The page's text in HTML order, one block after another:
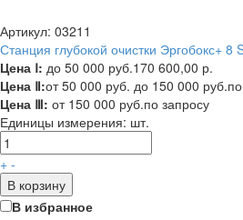
Артикул: 03211
Станция глубокой очистки Эргобокс+ 8
Цена Ⅰ: до 50 000 руб.170 600,00 р.
Цена Ⅱ:от 50 000 руб. до 150 000 руб.
Цена Ⅲ: от 150 000 руб.по запросу
Единицы измерения: шт.
+ -
В корзину
В избранное